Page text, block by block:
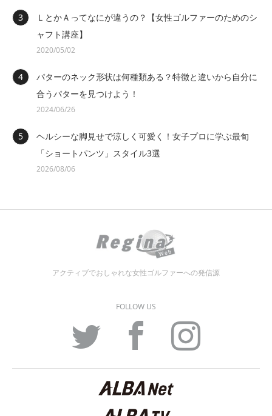
ＬとかＡってなにが違うの？【女性ゴルファーのためのシ
ャフト講座】
2020/05/02
パターのネック形状は何種類ある？特徴と違いから自分に
合うパターを見つけよう！
2024/06/26
ヘルシーな脚見せで涼しく可愛く！女子プロに学ぶ最旬
「ショートパンツ」スタイル3選
2026/08/06
アクティブでおしゃれな女性ゴルファーへの発信源
FOLLOW US
Facebook Instagram